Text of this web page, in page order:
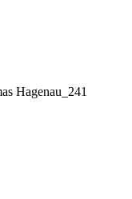
Hagenau_241